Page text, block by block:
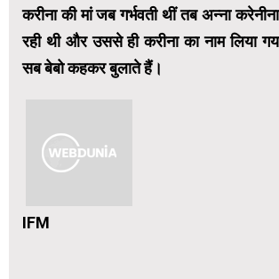
करीना की मां जब गर्भवती थीं तब अन्ना
रही थी और उससे ही करीना का नाम लिया
सब बेबो कहकर बुलाते हैं।
IFM